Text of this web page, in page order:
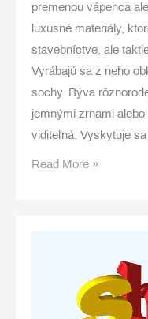
premenou vápenca
luxusné materiály,
stavebníctve, ale
Vyrábajú sa z neho
sochy. Býva
jemnými zrnami
viditeľná. Vyskytuje
Využitie
Read More »